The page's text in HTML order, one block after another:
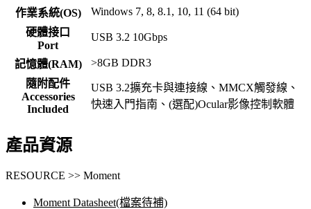
作業系統(OS)
Windows 7, 8, 8.1, 10, 11 (64 bit)
硬體接口
Port
USB 3.2 10Gbps
記憶體(RAM)
>8GB DDR3
隨附配件
Accessories
Included
USB 3.2擴充卡與連接線、MMCX觸發線、
快速入門指南、(選配)Ocular影像控制軟體
產品資源
RESOURCE >> Moment
Moment Datasheet(檔案待補)